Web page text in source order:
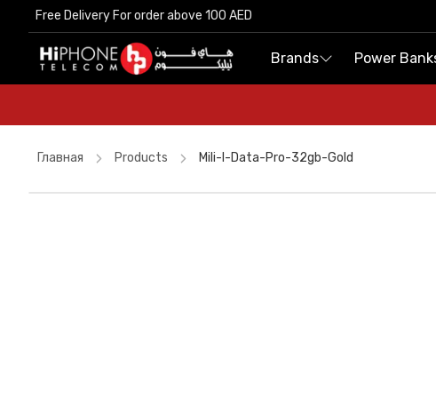
Free Delivery For order above 100 AED
Brands Power
Free Delivery For order above 100 AED
Brands Power
Главная Products Mili-I-Data-Pro-32gb-Gold